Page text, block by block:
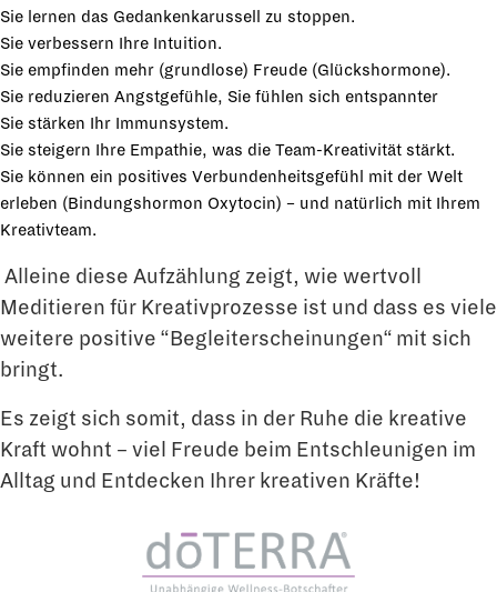
Sie lernen das Gedankenkarussell zu stoppen.
Sie verbessern Ihre Intuition.
Sie empfinden mehr (grundlose) Freude (Glückshormone).
Sie reduzieren Angstgefühle, Sie fühlen sich entspannter
Sie stärken Ihr Immunsystem.
Sie steigern Ihre Empathie, was die Team-Kreativität stärkt.
Sie können ein positives Verbundenheitsgefühl mit der Welt
erleben (Bindungshormon Oxytocin) – und natürlich mit Ihrem
Kreativteam.
Alleine diese Aufzählung zeigt, wie wertvoll
Meditieren für Kreativprozesse ist und dass es viele
weitere positive “Begleiterscheinungen“ mit sich
bringt.
Es zeigt sich somit, dass in der Ruhe die kreative
Kraft wohnt – viel Freude beim Entschleunigen im
Alltag und Entdecken Ihrer kreativen Kräfte!